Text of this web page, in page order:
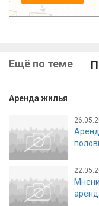
Ещё по теме
Аренда жилья